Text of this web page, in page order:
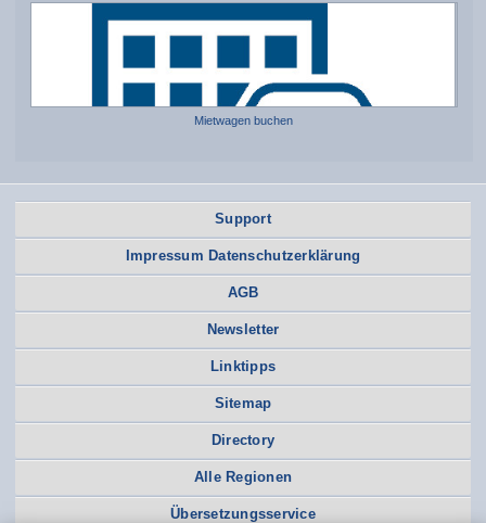
Mietwagen buchen
Support
Impressum Datenschutzerklärung
AGB
Newsletter
Linktipps
Sitemap
Directory
Alle Regionen
Übersetzungsservice